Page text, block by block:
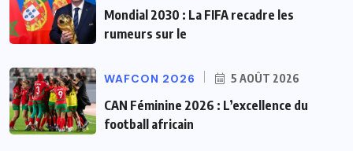
Mondial 2030 : La FIFA recadre les
rumeurs sur le
WAFCON 2026 5 AOÛT 2026
CAN Féminine 2026 : L’excellence du
football africain